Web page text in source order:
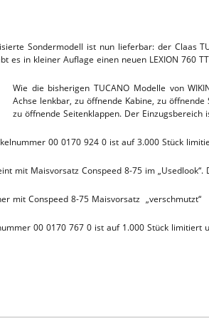
WERKSTATTHOF
ERSATZTEIL-SERVICE
Sondermodell ist nun lieferbar: der Claas
es in kleiner Auflage einen neuen LEXION 760
Wie die bisherigen TUCANO Modelle von
Achse lenkbar, zu öffnende Kabine, zu
zu öffnende Seitenklappen. Der
00 0170 924 0 ist auf 3.000 Stück
mit Maisvorsatz Conspeed 8-75 im
mit Conspeed 8-75 Maisvorsatz „verschmutzt“
00 0170 767 0 ist auf 1.000 Stück limitiert